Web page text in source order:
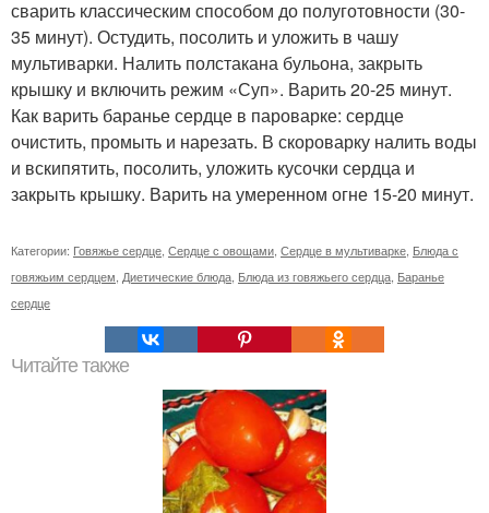
сварить классическим способом до полуготовности (30-
35 минут). Остудить, посолить и уложить в чашу
мультиварки. Налить полстакана бульона, закрыть
крышку и включить режим «Суп». Варить 20-25 минут.
Как варить баранье сердце в пароварке: сердце
очистить, промыть и нарезать. В скороварку налить воды
и вскипятить, посолить, уложить кусочки сердца и
закрыть крышку. Варить на умеренном огне 15-20 минут.
Категории: Говяжье сердце Сердце с овощами Сердце в мультиварке Блюда с
говяжьим сердцем Диетические блюда Блюда из говяжьего сердца Баранье
сердце
Читайте также